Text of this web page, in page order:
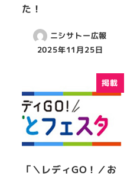
た！
ニシサトー広報
2025年11月25日
掲載
「＼レディGO！／お